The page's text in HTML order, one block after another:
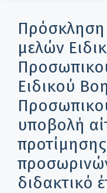
μελών
Ειδικού
υποβολή
διδακτικό